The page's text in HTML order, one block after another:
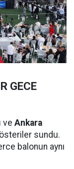
GECE
ve Ankara
sundu.
balonun aynı